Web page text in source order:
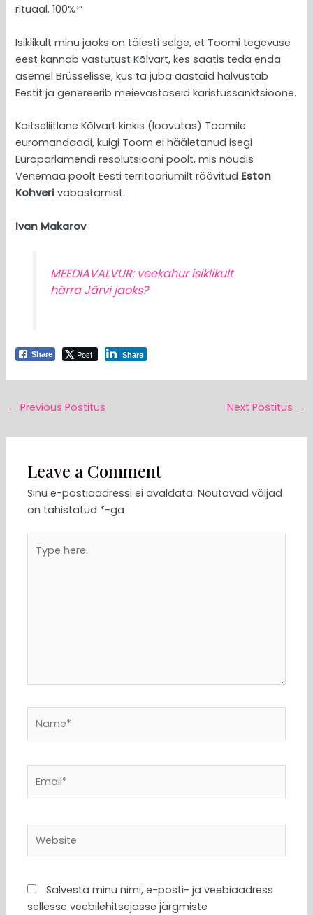
rituaal. 100%!“
Isiklikult minu jaoks on täiesti selge, et Toomi tegevuse
eest kannab vastutust Kõlvart, kes saatis teda enda
asemel Brüsselisse, kus ta juba aastaid halvustab
Eestit ja genereerib meievastaseid karistussanktsioone.
Kaitseliitlane Kõlvart kinkis (loovutas) Toomile
euromandaadi, kuigi Toom ei hääletanud isegi
Europarlamendi resolutsiooni poolt, mis nõudis
Venemaa poolt Eesti territooriumilt röövitud Eston
Kohveri vabastamist.
Ivan Makarov
MEEDIAVALVUR: veekahur isiklikult
härra Järvi jaoks?
Share Post Share
← Previous Postitus Next Postitus →
Leave a Comment
Sinu e-postiaadressi ei avaldata. Nõutavad väljad
on tähistatud *-ga
here..
Salvesta minu nimi, e-posti- ja veebiaadress
sellesse veebilehitsejasse järgmiste